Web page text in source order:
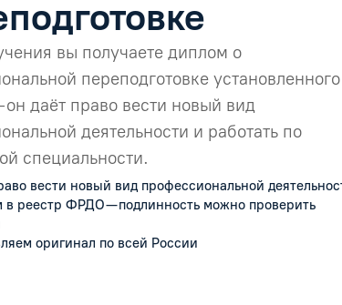
вы получаете диплом о
переподготовке установленного
он даёт право вести новый вид
деятельности и работать по
специальности.
вести новый вид профессиональной
в реестр ФРДО — подлинность можно проверить
оригинал по всей России